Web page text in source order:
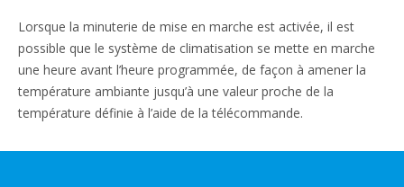
Lorsque la minuterie de mise en marche est activée, il est
possible que le système de climatisation se mette en marche
une heure avant l’heure programmée, de façon à amener la
température ambiante jusqu’à une valeur proche de la
température définie à l’aide de la télécommande.